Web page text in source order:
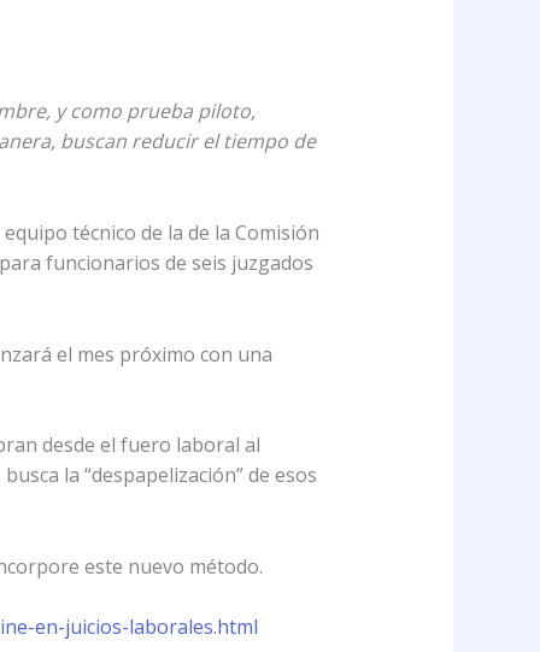
y como prueba piloto,
buscan reducir el tiempo de
técnico de la de la Comisión
funcionarios de seis juzgados
el mes próximo con una
desde el fuero laboral al
la “despapelización” de esos
este nuevo método.
en-juicios-laborales.html